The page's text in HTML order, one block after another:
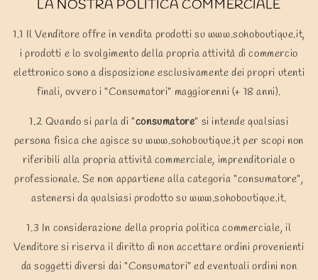
LA NOSTRA POLITICA COMMERCIALE
1.1 Il Venditore offre in vendita prodotti su www.sohoboutique.it,
i prodotti e lo svolgimento della propria attività di commercio
elettronico sono a disposizione esclusivamente dei propri utenti
finali, ovvero i “Consumatori” maggiorenni (+ 18 anni).
1.2 Quando si parla di "consumatore" si intende qualsiasi
persona fisica che agisce su www.sohoboutique.it per scopi non
riferibili alla propria attività commerciale, imprenditoriale o
professionale. Se non appartiene alla categoria “consumatore”,
astenersi da qualsiasi prodotto su www.sohoboutique.it.
1.3 In considerazione della propria politica commerciale, il
Venditore si riserva il diritto di non accettare ordini provenienti
da soggetti diversi dai “Consumatori” ed eventuali ordini non